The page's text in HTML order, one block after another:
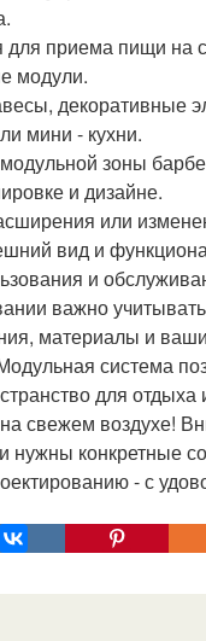
для приема пищи на
модули.
декоративные
мини - кухни.
зоны
и дизайне.
или
вид и
и
важно
материалы и
система
для
свежем воздухе!
нужны конкретные
- с